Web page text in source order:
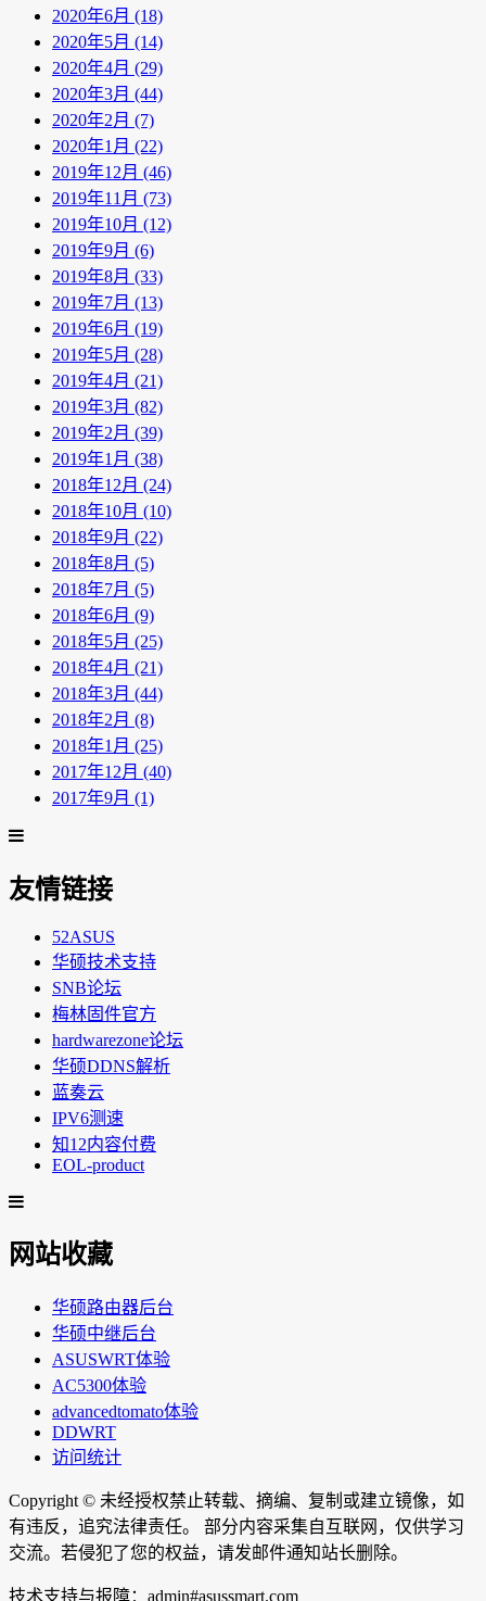
2020年6月 (18)
2020年5月 (14)
2020年4月 (29)
2020年3月 (44)
2020年2月 (7)
2020年1月 (22)
2019年12月 (46)
2019年11月 (73)
2019年10月 (12)
2019年9月 (6)
2019年8月 (33)
2019年7月 (13)
2019年6月 (19)
2019年5月 (28)
2019年4月 (21)
2019年3月 (82)
2019年2月 (39)
2019年1月 (38)
2018年12月 (24)
2018年10月 (10)
2018年9月 (22)
2018年8月 (5)
2018年7月 (5)
2018年6月 (9)
2018年5月 (25)
2018年4月 (21)
2018年3月 (44)
2018年2月 (8)
2018年1月 (25)
2017年12月 (40)
2017年9月 (1)
友情链接
52ASUS
华硕技术支持
SNB论坛
梅林固件官方
hardwarezone论坛
华硕DDNS解析
蓝奏云
IPV6测速
知12内容付费
EOL-product
网站收藏
华硕路由器后台
华硕中继后台
ASUSWRT体验
AC5300体验
advancedtomato体验
DDWRT
访问统计
Copyright © 未经授权禁止转载、摘编、复制或建立镜像，如
有违反，追究法律责任。 部分内容采集自互联网，仅供学习
交流。若侵犯了您的权益，请发邮件通知站长删除。
技术支持与报障：admin#asussmart.com